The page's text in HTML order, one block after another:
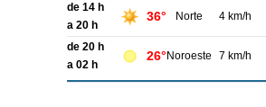
de 14 h
a 20 h
36° Norte 4 km/h
de 20 h
a 02 h
26° Noroeste 7 km/h